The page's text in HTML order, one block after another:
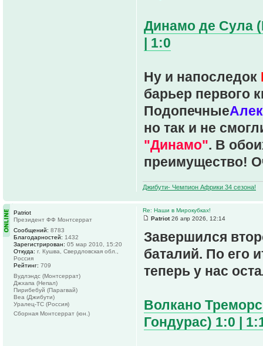
Динамо де Сула
| 1:0
Ну и напоследок
барьер первого
Подопечные
но так и не
"Динамо". В
преимущество!
Джибути- Чемпион Африки 34 сезона!
Re: Наши в Мирокубках!
Patriot26 апр 2026, 12:14
Завершился
баталий. По его
теперь у нас
Волкано
Гондурас) 1:0 |
Patriot
Президент ФФ Монтсеррат
Сообщений: 8783
Благодарностей: 1432
Зарегистрирован: 05 мар 2010, 15:20
Откуда: г. Кушва, Свердловская обл.,
Россия
Рейтинг: 709
Вудлэндс (Монтсеррат)
Джхапа (Непал)
Пирибебуй (Парагвай)
Веа (Джибути)
Уралец-ТС (Россия)
Сборная Монтсеррат (юн.)